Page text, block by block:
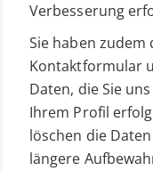
Verbesserung
Sie haben
Kontaktformular
Daten, die Sie
Ihrem Profil
löschen die
längere